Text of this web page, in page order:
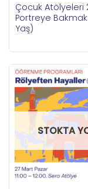
Çocuk Atölyeleri
Portreye
Yaş)
STOKTA